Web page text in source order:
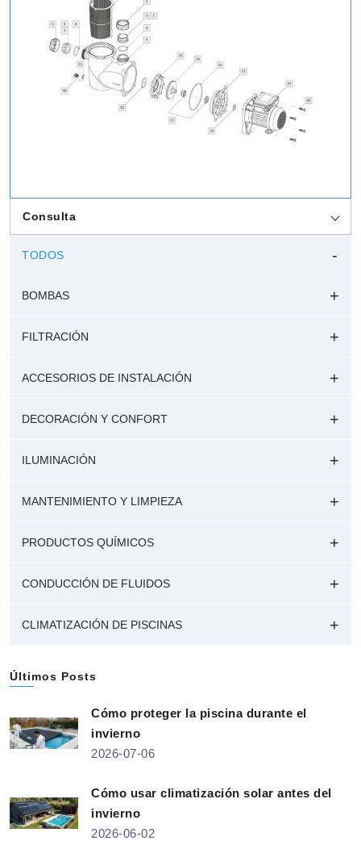
Consulta
TODOS
BOMBAS
FILTRACIÓN
ACCESORIOS DE INSTALACIÓN
DECORACIÓN Y CONFORT
ILUMINACIÓN
MANTENIMIENTO Y LIMPIEZA
PRODUCTOS QUÍMICOS
CONDUCCIÓN DE FLUIDOS
CLIMATIZACIÓN DE PISCINAS
Últimos Posts
Cómo proteger la piscina durante el
invierno
2026-07-06
Cómo usar climatización solar antes del
invierno
2026-06-02